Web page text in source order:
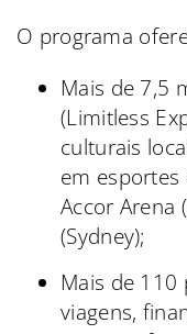
O programa
Mais de 7,5
(Limitless
culturais
em esportes
Accor Arena
(Sydney);
Mais de 110
viagens,